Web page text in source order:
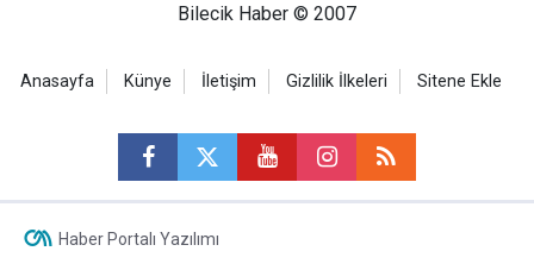
Bilecik Haber © 2007
Anasayfa Künye İletişim Gizlilik İlkeleri Sitene Ekle
Haber Portalı Yazılımı